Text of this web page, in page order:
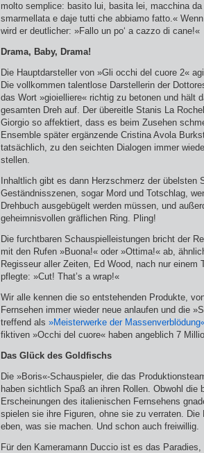
molto semplice: basito lui, basita lei, macchina da
smarmellata e daje tutti che abbiamo fatto.«
wird er deutlicher: »Fallo un po‘ a cazzo di cane!«
Drama, Baby, Drama!
Die Hauptdarsteller von »Gli occhi del cuore 2«
Die vollkommen talentlose Darstellerin der
das Wort »gioielliere« richtig zu betonen und hält
gesamten Dreh auf. Der übereitle Stanis La
Giorgio so affektiert, dass es beim Zusehen
Ensemble später ergänzende Cristina Avola
tatsächlich, zu den seichten Dialogen immer
stellen.
Inhaltlich gibt es dann Herzschmerz der übelsten
Geständnisszenen, sogar Mord und Totschlag,
Drehbuch ausgebügelt werden müssen, und
geheimnisvollen gräflichen Ring. Pling!
Die furchtbaren Schauspielleistungen bricht der
mit den Rufen »Buona!« oder »Ottima!« ab,
Regisseur aller Zeiten, Ed Wood, nach nur einem
pflegte: »Cut! That’s a wrap!«
Wir alle kennen die so entstehenden Produkte,
Fernsehen immer wieder neue anlaufen und die
treffend als »Meisterwerke der
fiktiven »Occhi del cuore« haben angeblich 7
Das Glück des Goldfischs
Die »Boris«-Schauspieler, die das
haben sichtlich Spaß an ihren Rollen. Obwohl die
Erscheinungen des italienischen Fernsehens
spielen sie ihre Figuren, ohne sie zu verraten. Die
eben, was sie machen. Und schon auch freiwillig.
Für den Kameramann Duccio ist es das Paradies,